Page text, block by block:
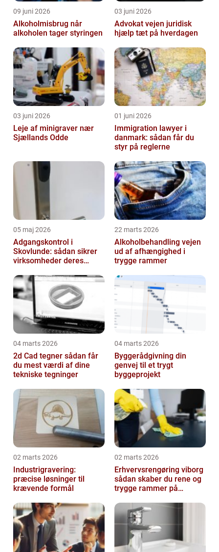
09 juni 2026
Alkoholmisbrug når
alkoholen tager styringen
03 juni 2026
Advokat vejen juridisk
hjælp tæt på hverdagen
03 juni 2026
Leje af minigraver nær
Sjællands Odde
01 juni 2026
Immigration lawyer i
danmark: sådan får du
styr på reglerne
05 maj 2026
Adgangskontrol i
Skovlunde: sådan sikrer
virksomheder deres
22 marts 2026
Alkoholbehandling vejen
ud af afhængighed i
trygge rammer
04 marts 2026
2d Cad tegner sådan får
du mest værdi af dine
tekniske tegninger
04 marts 2026
Byggerådgivning din
genvej til et trygt
byggeprojekt
02 marts 2026
Industrigravering:
præcise løsninger til
krævende formål
02 marts 2026
Erhvervsrengøring viborg
sådan skaber du rene og
trygge rammer på